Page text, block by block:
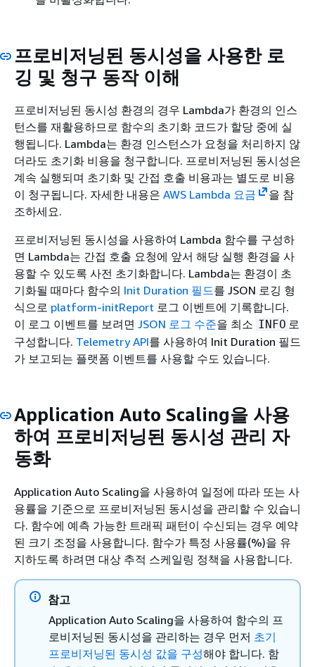
프로비저닝된 동시성을 사용한 로
깅 및 청구 동작 이해
프로비저닝된 동시성 환경의 경우 Lambda가 환경의 인스
턴스를 재활용하므로 함수의 초기화 코드가 할당 중에 실
행됩니다. Lambda는 환경 인스턴스가 요청을 처리하지 않
더라도 초기화 비용을 청구합니다. 프로비저닝된 동시성은
계속 실행되며 초기화 및 간접 호출 비용과는 별도로 비용
이 청구됩니다. 자세한 내용은 AWS Lambda 요금
을 참
조하세요.
프로비저닝된 동시성을 사용하여 Lambda 함수를 구성하
면 Lambda는 간접 호출 요청에 앞서 해당 실행 환경을 사
용할 수 있도록 사전 초기화합니다. Lambda는 환경이 초
기화될 때마다 함수의 Init Duration 필드를 JSON 로깅 형
식으로 platform-initReport 로그 이벤트에 기록합니다.
이 로그 이벤트를 보려면 JSON 로그 수준을 최소 INFO 로
구성합니다. Telemetry API를 사용하여 Init Duration 필드
가 보고되는 플랫폼 이벤트를 사용할 수도 있습니다.
Application Auto Scaling을 사용
하여 프로비저닝된 동시성 관리 자
동화
Application Auto Scaling을 사용하여 일정에 따라 또는 사
용률을 기준으로 프로비저닝된 동시성을 관리할 수 있습니
다. 함수에 예측 가능한 트래픽 패턴이 수신되는 경우 예약
된 크기 조정을 사용합니다. 함수가 특정 사용률(%)을 유
지하도록 하려면 대상 추적 스케일링 정책을 사용합니다.
참고
Application Auto Scaling을 사용하여 함수의 프
로비저닝된 동시성을 관리하는 경우 먼저 초기
프로비저닝된 동시성 값을 구성해야 합니다. 함